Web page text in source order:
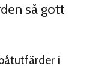
så gott
i